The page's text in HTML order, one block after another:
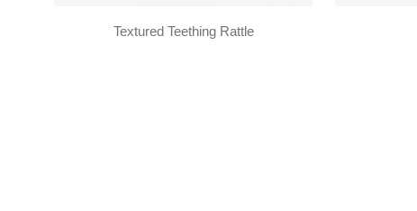
Textured Teething Rattle